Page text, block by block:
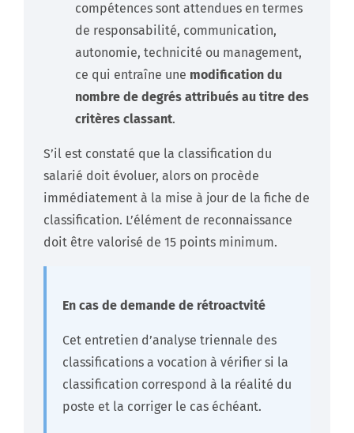
compétences sont attendues en termes
de responsabilité, communication,
autonomie, technicité ou management,
ce qui entraîne une modification du
nombre de degrés attribués au titre des
critères classant.
S’il est constaté que la classification du
salarié doit évoluer, alors on procède
immédiatement à la mise à jour de la fiche de
classification. L’élément de reconnaissance
doit être valorisé de 15 points minimum.
En cas de demande de rétroactvité
Cet entretien d’analyse triennale des
classifications a vocation à vérifier si la
classification correspond à la réalité du
poste et la corriger le cas échéant.